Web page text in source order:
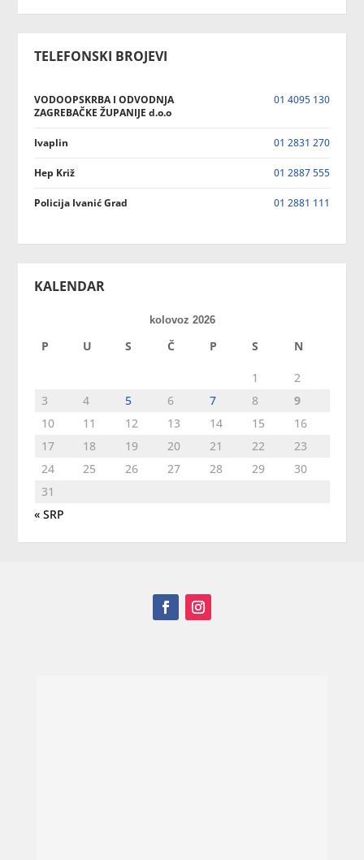
TELEFONSKI BROJEVI
VODOOPSKRBA I ODVODNJA
ZAGREBAČKE ŽUPANIJE d.o.o
01 4095 130
Ivaplin 01 2831 270
Hep Križ 01 2887 555
Policija Ivanić Grad 01 2881 111
KALENDAR
kolovoz 2026
P U S Č P S N
1
2
3
4 5 6 7 8
9
10
11 12 13 14 15
16
17
18 19 20 21 22
23
24
25 26 27 28 29
30
31
« SRP